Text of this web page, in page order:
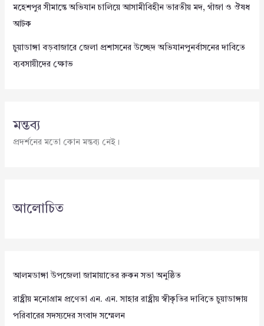
মহেশপুর সীমান্তে অভিযান চালিয়ে আসামীবিহীন ভারতীয় মদ, গাঁজা ও ঔষধ
আটক
চুয়াডাঙ্গা বড়বাজারে জেলা প্রশাসনের উচ্ছেদ অভিযানপুনর্বাসনের দাবিতে
ব্যবসায়ীদের ক্ষোভ
মন্তব্য
প্রদর্শনের মতো কোন মন্তব্য নেই।
আলোচিত
আলমডাঙ্গা উপজেলা জামায়াতের রুকন সভা অনুষ্ঠিত
রাষ্ট্রীয় মনোগ্রাম প্রণেতা এন. এন. সাহার রাষ্ট্রীয় স্বীকৃতির দাবিতে চুয়াডাঙ্গায়
পরিবারের সদস্যদের সংবাদ সম্মেলন